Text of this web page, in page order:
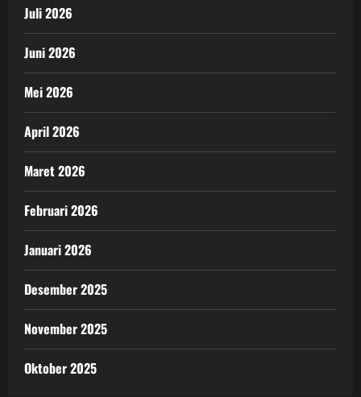
Juli 2026
Juni 2026
Mei 2026
April 2026
Maret 2026
Februari 2026
Januari 2026
Desember 2025
November 2025
Oktober 2025